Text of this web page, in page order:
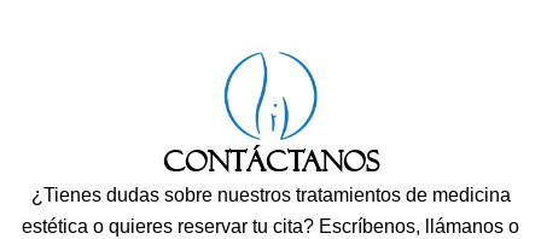
Contáctanos
¿Tienes dudas sobre nuestros tratamientos de medicina
estética o quieres reservar tu cita? Escríbenos, llámanos o